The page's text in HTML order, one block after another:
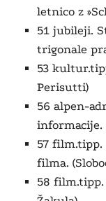
letnico z
51 jubileji.
trigonale
53
Perisutti)
56 alpen-
informacije.
57 film.tipp.
filma.
58 film.tipp.